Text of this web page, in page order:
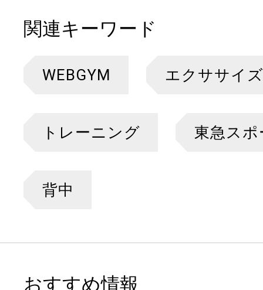
関連キーワード
WEBGYM エクササイズ
トレーニング 東急ス
背中
おすすめ情報